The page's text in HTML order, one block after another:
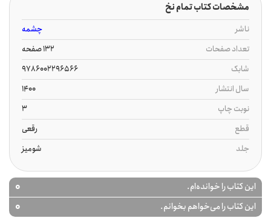
مشخصات کتاب تمام نخ
ناشر
چشمه
تعداد صفحات
132 صفحه
شابک
9786002296566
سال انتشار
1400
نوبت چاپ
3
قطع
رقعی
جلد
شومیز
این کتاب را خوانده‌ام. 0
این کتاب را می‌خواهم بخوانم.
0